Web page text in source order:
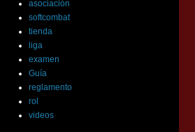
asociación
softcombat
tienda
liga
examen
Guía
reglamento
rol
videos